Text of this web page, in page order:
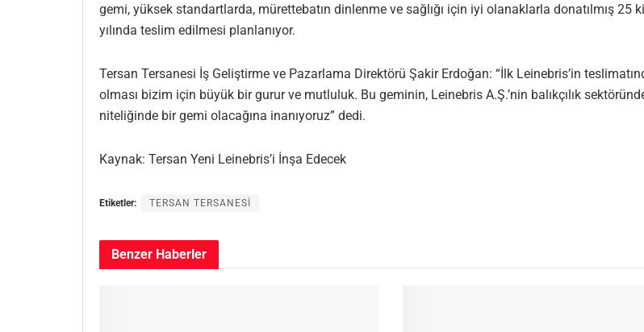
gemi, yüksek standartlarda, mürettebatın dinlenme ve sağlığı için iyi olanaklarla donatılmış 25
yılında teslim edilmesi planlanıyor.
Tersan Tersanesi İş Geliştirme ve Pazarlama Direktörü Şakir Erdoğan: “İlk Leinebris’in
olması bizim için büyük bir gurur ve mutluluk. Bu geminin, Leinebris A.Ş.’nin balıkçılık
niteliğinde bir gemi olacağına inanıyoruz” dedi.
Kaynak: Tersan Yeni Leinebris’i İnşa Edecek
Etiketler: TERSAN TERSANESİ
Benzer Haberler